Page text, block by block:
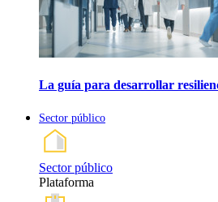
La guía para desarrollar
Sector público
Sector público
Plataforma